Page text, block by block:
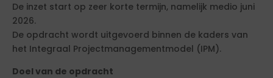
De inzet start op zeer korte termijn, namelijk medio juni
2026.
De opdracht wordt uitgevoerd binnen de kaders van
het Integraal Projectmanagementmodel (IPM).
Doel van de opdracht